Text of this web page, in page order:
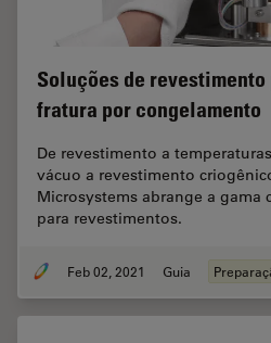
Soluções de
fratura por congelamento
De revestimento a
vácuo a revestimento
Microsystems abrange a gama
para revestimentos.
Feb 02, 2021 Guia